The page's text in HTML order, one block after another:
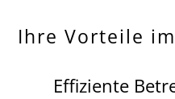
Ihre Vorteile
Effiziente